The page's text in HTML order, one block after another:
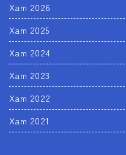
Xam 2026
Xam 2025
Xam 2024
Xam 2023
Xam 2022
Xam 2021